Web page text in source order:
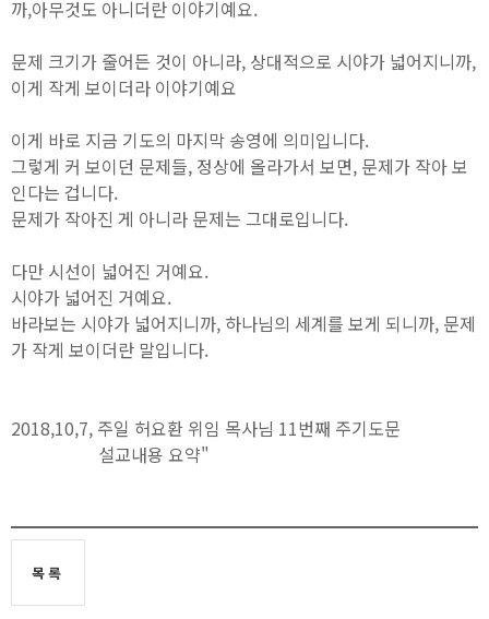
까,아무것도 아니더란 이야기예요.
문제 크기가 줄어든 것이 아니라, 상대적으로 시야가 넓어지니까,
이게 작게 보이더라 이야기예요
이게 바로 지금 기도의 마지막 송영에 의미입니다.
그렇게 커 보이던 문제들, 정상에 올라가서 보면, 문제가 작아 보
인다는 겁니다.
문제가 작아진 게 아니라 문제는 그대로입니다.
다만 시선이 넓어진 거예요.
시야가 넓어진 거예요.
바라보는 시야가 넓어지니까, 하나님의 세계를 보게 되니까, 문제
가 작게 보이더란 말입니다.
2018,10,7, 주일 허요환 위임 목사님 11번째 주기도문
설교내용 요약"
목록